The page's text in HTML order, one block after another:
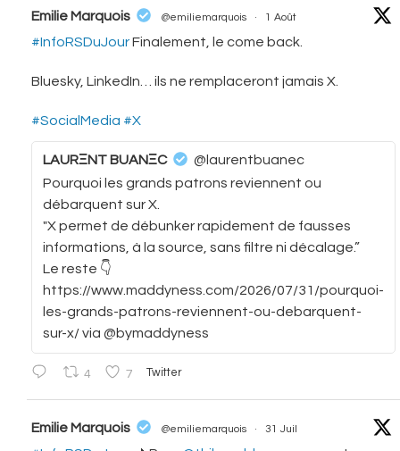
Emilie Marquois @emiliemarquois · 1 Août
#InfoRSDuJourFinalement, le come back.
Bluesky, LinkedIn… ils ne remplaceront jamais X.
#SocialMedia #X
LAURΞNT BUANΞC
@laurentbuanec
Pourquoi les grands patrons reviennent ou
débarquent sur X.
"X permet de débunker rapidement de fausses
informations, à la source, sans filtre ni décalage.”
Le reste 👇
https://www.maddyness.com/2026/07/31/pourquoi-
les-grands-patrons-reviennent-ou-debarquent-
sur-x/ via @bymaddyness
4 7 Twitter
Emilie Marquois @emiliemarquois · 31 Juil